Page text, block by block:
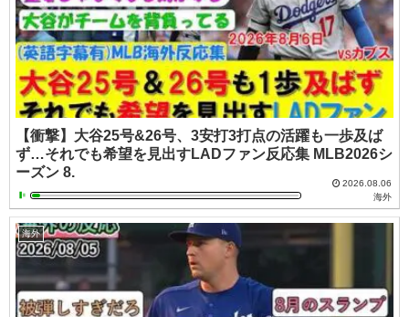
【衝撃】大谷25号&26号、3安打3打点の活躍も一歩及ば
ず…それでも希望を見出すLADファン反応集 MLB2026シ
ーズン 8.
2026.08.06
海外
海外